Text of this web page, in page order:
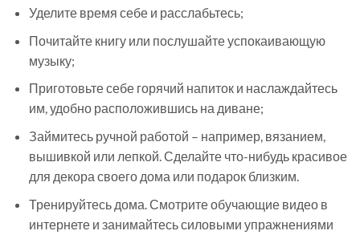
Уделите время себе и расслабьтесь;
Почитайте книгу или послушайте успокаивающую
музыку;
Приготовьте себе горячий напиток и наслаждайтесь
им, удобно расположившись на диване;
Займитесь ручной работой – например, вязанием,
вышивкой или лепкой. Сделайте что-нибудь красивое
для декора своего дома или подарок близким.
Тренируйтесь дома. Смотрите обучающие видео в
интернете и занимайтесь силовыми упражнениями